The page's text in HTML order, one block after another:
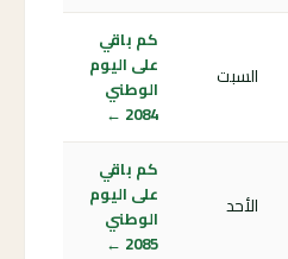
السبت
كم باقي
على اليوم
الوطني
2084 ←
الأحد
كم باقي
على اليوم
الوطني
2085 ←